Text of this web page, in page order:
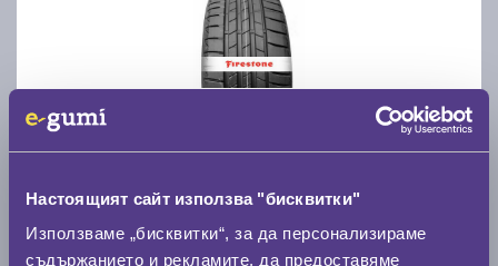
Настоящият сайт използва "бисквитки"
Използваме „бисквитки“, за да персонализираме
съдържанието и рекламите, да предоставяме
Летни гуми FIRESTONE ROADHAWK 2 205/55 R16
59.00 € / 115.39 лв.